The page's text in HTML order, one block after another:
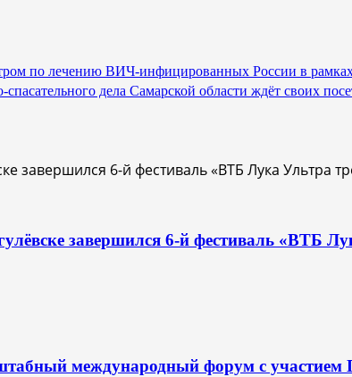
по лечению ВИЧ-инфицированных России в
дела Самарской области ждёт своих
завершился 6-й фестиваль «ВТБ
международный форум с участием